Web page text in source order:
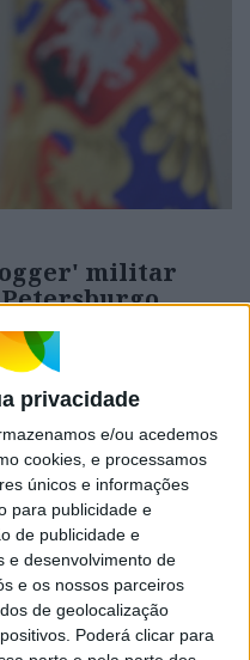
privacidade
e/ou acedemos
cookies, e processamos
únicos e informações
para publicidade e
de publicidade e
e desenvolvimento de
e os nossos parceiros
de geolocalização
Poderá clicar para
militar
Petersburgo
Putin condecorou
russo Vladlen
à bomba
Petersburgo